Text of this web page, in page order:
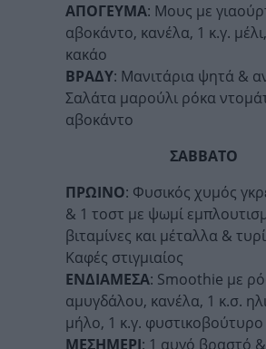
ΑΠΟΓΕΥΜΑ: Μους με
αβοκάντο, κανέλα, 1 κ.γ.
κακάο
ΒΡΑΔΥ: Μανιτάρια ψητά &
Σαλάτα μαρούλι ρόκα
αβοκάντο
ΣΑΒΒΑΤΟ
ΠΡΩΙΝΟ: Φυσικός χυμός
& 1 τοστ με ψωμί
βιταμίνες και μέταλλα & τυρί
Καφές στιγμιαίος
ΕΝΔΙΑΜΕΣΑ: Smoothie με
αμυγδάλου, κανέλα, 1 κ.σ.
μήλο, 1 κ.γ. φυστικοβούτυρο
ΜΕΣΗΜΕΡΙ: 1 αυγό βραστό